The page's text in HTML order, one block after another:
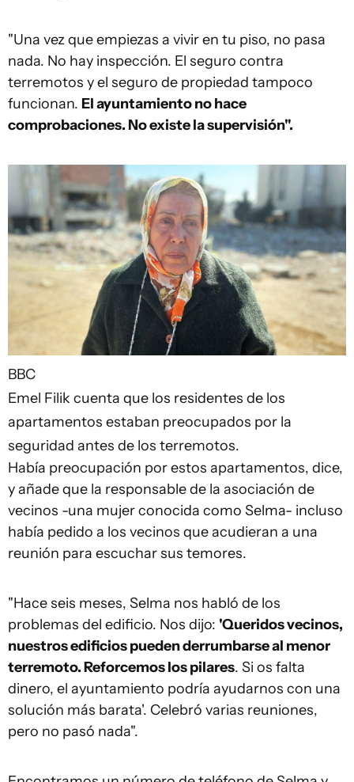
"Una vez que empiezas a vivir en tu piso, no pasa
nada. No hay inspección. El seguro contra
terremotos y el seguro de propiedad tampoco
funcionan. El ayuntamiento no hace
comprobaciones. No existe la supervisión".
BBC
Emel Filik cuenta que los residentes de los
apartamentos estaban preocupados por la
seguridad antes de los terremotos.
Había preocupación por estos apartamentos, dice,
y añade que la responsable de la asociación de
vecinos -una mujer conocida como Selma- incluso
había pedido a los vecinos que acudieran a una
reunión para escuchar sus temores.
"Hace seis meses, Selma nos habló de los
problemas del edificio. Nos dijo: 'Queridos vecinos,
nuestros edificios pueden derrumbarse al menor
terremoto. Reforcemos los pilares. Si os falta
dinero, el ayuntamiento podría ayudarnos con una
solución más barata'. Celebró varias reuniones,
pero no pasó nada".